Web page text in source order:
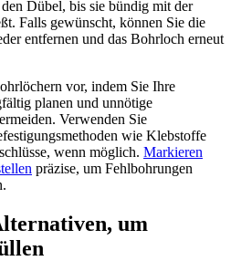
Dübel, bis sie bündig mit der
Falls gewünscht, können Sie die
entfernen und das Bohrloch erneut
vor, indem Sie Ihre
planen und unnötige
Verwenden Sie
wie Klebstoffe
wenn möglich. Markieren
präzise, um Fehlbohrungen
um